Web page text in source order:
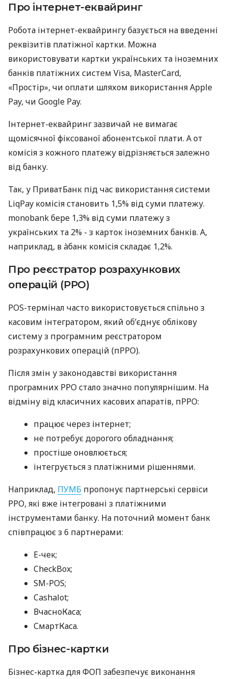
Про інтернет-еквайринг
Робота інтернет-еквайрингу базується на введенні
реквізитів платіжної картки. Можна
використовувати картки українських та іноземних
банків платіжних систем Visa, MasterCard,
«Простір», чи оплати шляхом використання Apple
Pay, чи Google Pay.
Інтернет-еквайринг зазвичай не вимагає
щомісячної фіксованої абонентської плати. А от
комісія з кожного платежу відрізняється залежно
від банку.
Так, у ПриватБанк під час використання системи
LiqPay комісія становить 1,5% від суми платежу.
monobank бере 1,3% від суми платежу з
українських та 2% - з карток іноземних банків. А,
наприклад, в àбанк комісія складає 1,2%.
Про реєстратор розрахункових
операцій (РРО)
POS-термінал часто використовується спільно з
касовим інтегратором, який об’єднує облікову
систему з програмним реєстратором
розрахункових операцій (пРРО).
Після змін у законодавстві використання
програмних РРО стало значно популярнішим. На
відміну від класичних касових апаратів, пРРО:
працює через інтернет;
не потребує дорогого обладнання;
простіше оновлюється;
інтегрується з платіжними рішеннями.
Наприклад, ПУМБ пропонує партнерські сервіси
РРО, які вже інтегровані з платіжними
інструментами банку. На поточний момент банк
співпрацює з 6 партнерами:
E-чек;
CheckBox;
SM-POS;
Cashalot;
ВчасноКаса;
СмартКаса.
Про бізнес-картки
Бізнес-картка для ФОП забезпечує виконання